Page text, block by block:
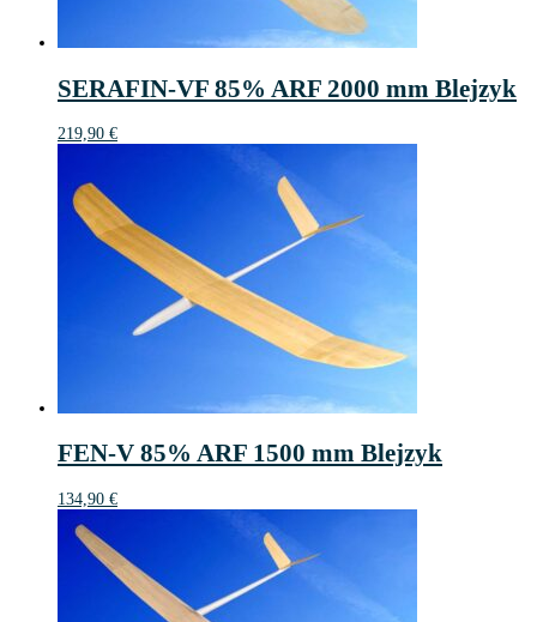
SERAFIN-VF 85% ARF 2000 mm Blejzyk
219,90 €
FEN-V 85% ARF 1500 mm Blejzyk
134,90 €